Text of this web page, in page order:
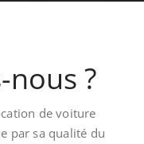
?
de voiture
par sa qualité du